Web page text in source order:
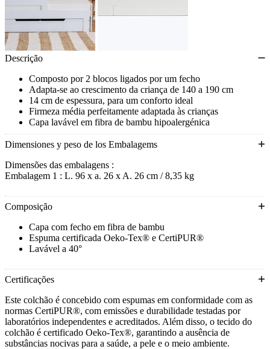
Descrição
Composto por 2 blocos ligados por um fecho
Adapta-se ao crescimento da criança de 140 a 190 cm
14 cm de espessura, para um conforto ideal
Firmeza média perfeitamente adaptada às crianças
Capa lavável em fibra de bambu hipoalergénica
Dimensiones y peso de los Embalagems
Dimensões das embalagens :
Embalagem 1 : L. 96 x a. 26 x A. 26 cm / 8,35 kg
Composição
Capa com fecho em fibra de bambu
Espuma certificada Oeko-Tex® e CertiPUR®
Lavável a 40°
Certificações
Este colchão é concebido com espumas em conformidade com as
normas CertiPUR®, com emissões e durabilidade testadas por
laboratórios independentes e acreditados. Além disso, o tecido do
colchão é certificado Oeko-Tex®, garantindo a ausência de
substâncias nocivas para a saúde, a pele e o meio ambiente.